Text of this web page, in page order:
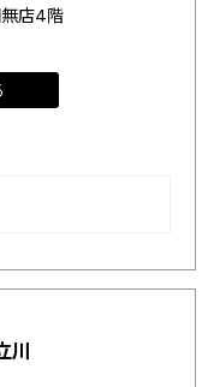
無店4階
川